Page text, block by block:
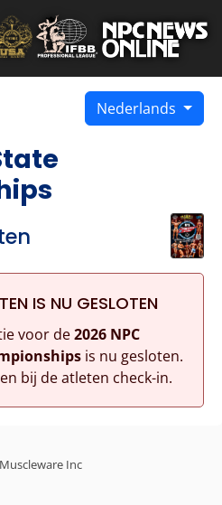
Nederlands
IS NU GESLOTEN
voor de2026 NPC
is nu gesloten.
bij de atleten check-in.
Inc